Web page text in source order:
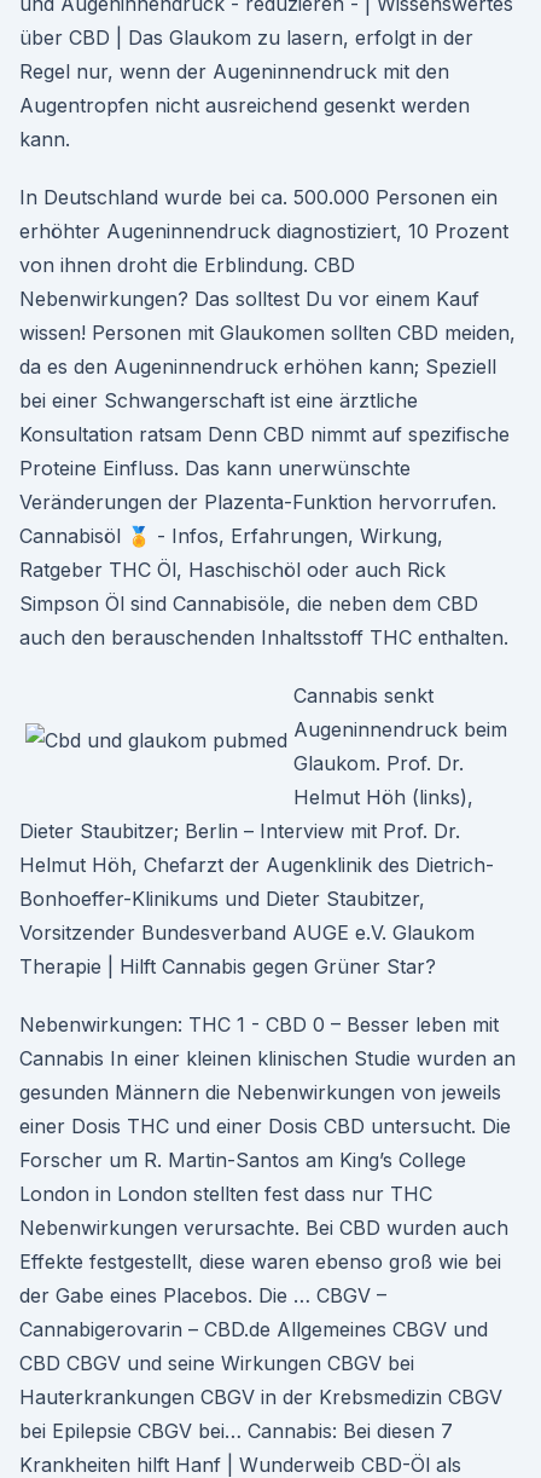
über CBD | Das Glaukom zu lasern, erfolgt in der
Regel nur, wenn der Augeninnendruck mit den
Augentropfen nicht ausreichend gesenkt werden
kann.
In Deutschland wurde bei ca. 500.000 Personen ein
erhöhter Augeninnendruck diagnostiziert, 10 Prozent
von ihnen droht die Erblindung. CBD
Nebenwirkungen? Das solltest Du vor einem Kauf
wissen! Personen mit Glaukomen sollten CBD meiden,
da es den Augeninnendruck erhöhen kann; Speziell
bei einer Schwangerschaft ist eine ärztliche
Konsultation ratsam Denn CBD nimmt auf spezifische
Proteine Einfluss. Das kann unerwünschte
Veränderungen der Plazenta-Funktion hervorrufen. ️
Cannabisöl 🏅 - Infos, Erfahrungen, Wirkung,
Ratgeber THC Öl, Haschischöl oder auch Rick
Simpson Öl sind Cannabisöle, die neben dem CBD
auch den berauschenden Inhaltsstoff THC enthalten.
Cannabis senkt
Augeninnendruck beim
Glaukom. Prof. Dr.
Helmut Höh (links),
Dieter Staubitzer; Berlin – Interview mit Prof. Dr.
Helmut Höh, Chefarzt der Augenklinik des Dietrich-
Bonhoeffer-Klinikums und Dieter Staubitzer,
Vorsitzender Bundesverband AUGE e.V. Glaukom
Therapie | Hilft Cannabis gegen Grüner Star?
Nebenwirkungen: THC 1 - CBD 0 – Besser leben mit
Cannabis In einer kleinen klinischen Studie wurden an
gesunden Männern die Nebenwirkungen von jeweils
einer Dosis THC und einer Dosis CBD untersucht. Die
Forscher um R. Martin-Santos am King’s College
London in London stellten fest dass nur THC
Nebenwirkungen verursachte. Bei CBD wurden auch
Effekte festgestellt, diese waren ebenso groß wie bei
der Gabe eines Placebos. Die … CBGV –
Cannabigerovarin – CBD.de Allgemeines CBGV und
CBD CBGV und seine Wirkungen CBGV bei
Hauterkrankungen CBGV in der Krebsmedizin CBGV
bei Epilepsie CBGV bei… Cannabis: Bei diesen 7
Krankheiten hilft Hanf | Wunderweib CBD-Öl als